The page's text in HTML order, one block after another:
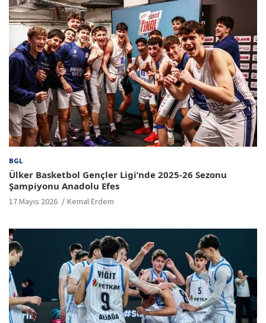
BGL
Ülker Basketbol Gençler Ligi’nde 2025-26 Sezonu
Şampiyonu Anadolu Efes
17 Mayıs 2026 Kemal Erdem